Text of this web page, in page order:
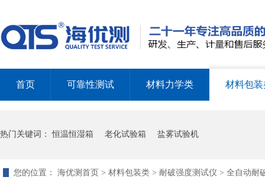
首页 可靠性测试 材料力学类 材料包装
热门关键词：恒温恒湿箱 老化试验箱 盐雾试验机
您的位置： 海优测首页 > 材料包装类 > 耐破强度测试仪 > 全自动耐